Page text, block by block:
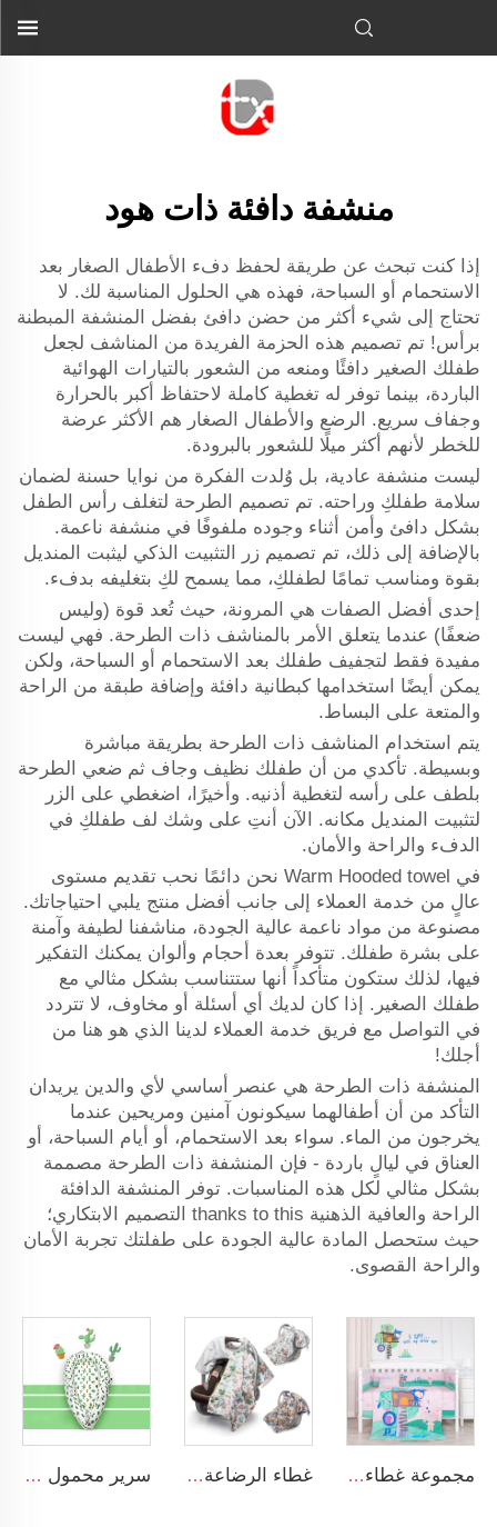
منشفة دافئة ذات هود
إذا كنت تبحث عن طريقة لحفظ دفء الأطفال الصغار بعد
الاستحمام أو السباحة، فهذه هي الحلول المناسبة لك. لا
تحتاج إلى شيء أكثر من حضن دافئ بفضل المنشفة المبطنة
برأس! تم تصميم هذه الحزمة الفريدة من المناشف لجعل
طفلك الصغير دافئًا ومنعه من الشعور بالتيارات الهوائية
الباردة، بينما توفر له تغطية كاملة لاحتفاظ أكبر بالحرارة
وجفاف سريع. الرضع والأطفال الصغار هم الأكثر عرضة
للخطر لأنهم أكثر ميلًا للشعور بالبرودة.
ليست منشفة عادية، بل وُلدت الفكرة من نوايا حسنة لضمان
سلامة طفلكِ وراحته. تم تصميم الطرحة لتغلف رأس الطفل
بشكل دافئ وأمن أثناء وجوده ملفوفًا في منشفة ناعمة.
بالإضافة إلى ذلك، تم تصميم زر التثبيت الذكي ليثبت المنديل
بقوة ومناسب تمامًا لطفلكِ، مما يسمح لكِ بتغليفه بدفء.
إحدى أفضل الصفات هي المرونة، حيث تُعد قوة (وليس
ضعفًا) عندما يتعلق الأمر بالمناشف ذات الطرحة. فهي ليست
مفيدة فقط لتجفيف طفلك بعد الاستحمام أو السباحة، ولكن
يمكن أيضًا استخدامها كبطانية دافئة وإضافة طبقة من الراحة
والمتعة على البساط.
يتم استخدام المناشف ذات الطرحة بطريقة مباشرة
وبسيطة. تأكدي من أن طفلك نظيف وجاف ثم ضعي الطرحة
بلطف على رأسه لتغطية أذنيه. وأخيرًا، اضغطي على الزر
لتثبيت المنديل مكانه. الآن أنتِ على وشك لف طفلكِ في
الدفء والراحة والأمان.
في Warm Hooded towel نحن دائمًا نحب تقديم مستوى
عالٍ من خدمة العملاء إلى جانب أفضل منتج يلبي احتياجاتك.
مصنوعة من مواد ناعمة عالية الجودة، مناشفنا لطيفة وآمنة
على بشرة طفلك. تتوفر بعدة أحجام وألوان يمكنك التفكير
فيها، لذلك ستكون متأكداً أنها ستتناسب بشكل مثالي مع
طفلك الصغير. إذا كان لديك أي أسئلة أو مخاوف، لا تتردد
في التواصل مع فريق خدمة العملاء لدينا الذي هو هنا من
أجلك!
المنشفة ذات الطرحة هي عنصر أساسي لأي والدين يريدان
التأكد من أن أطفالهما سيكونون آمنين ومريحين عندما
يخرجون من الماء. سواء بعد الاستحمام، أو أيام السباحة، أو
العناق في ليالٍ باردة - فإن المنشفة ذات الطرحة مصممة
بشكل مثالي لكل هذه المناسبات. توفر المنشفة الدافئة
الراحة والعافية الذهنية thanks to this التصميم الابتكاري؛
حيث ستحصل المادة عالية الجودة على طفلتك تجربة الأمان
والراحة القصوى.
مجموعة غطاء سرير أطفال بتصميم الصيد، ناعمة ومناسبة للرضع الجدد غطاء الرضاعة ثلاثي الاستخدام قابل للتنفس مصنوع من المايكروفايبر الناعمة يعمل كمنديل وغطاء مقعد سيارة وسترة للرضاعة سرير محمول ومناسب للرضع في الحضانة والمصنوع من القطن التنفسي بنسبة 100%